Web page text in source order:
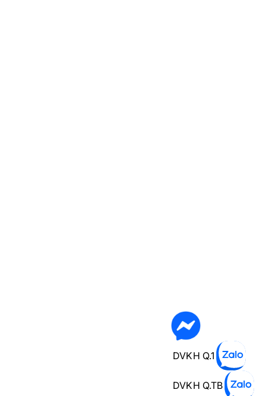
DVKH Q.1
DVKH Q.TB